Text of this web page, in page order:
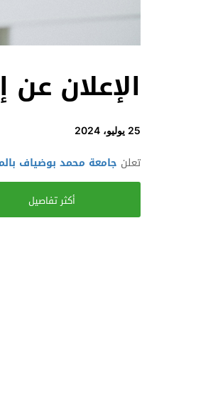
الإعلان عن
25 يوليو، 2024
تعلن جامعة محمد بوضياف
أكثر تفاصيل